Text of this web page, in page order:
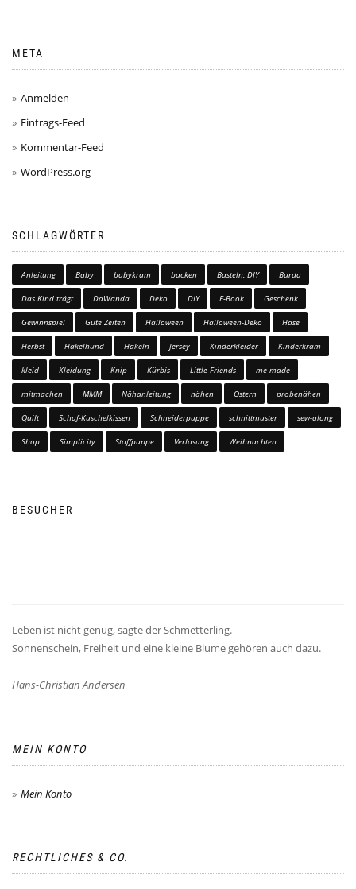
META
Anmelden
Eintrags-Feed
Kommentar-Feed
WordPress.org
SCHLAGWÖRTER
Anleitung Baby babykram backen Basteln, DIY Burda
Das Kind trägt DaWanda Deko DIY E-Book Geschenk
Gewinnspiel Gute Zeiten Halloween Halloween-Deko Hase
Herbst Häkelhund Häkeln Jersey Kinderkleider Kinderkram
kleid Kleidung Knip Kürbis Little Friends me made
mitmachen MMM Nähanleitung nähen Ostern probenähen
Quilt Schaf-Kuschelkissen Schneiderpuppe schnittmuster sew-along
Shop Simplicity Stoffpuppe Verlosung Weihnachten
BESUCHER
Leben ist nicht genug, sagte der Schmetterling.
Sonnenschein, Freiheit und eine kleine Blume gehören auch dazu.
Hans-Christian Andersen
MEIN KONTO
Mein Konto
RECHTLICHES & CO.